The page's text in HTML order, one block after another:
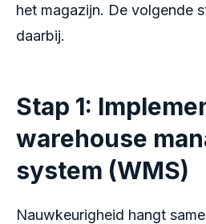
het magazijn. De volgende
daarbij.
Stap 1:
warehouse
system (WMS)
Nauwkeurigheid hangt